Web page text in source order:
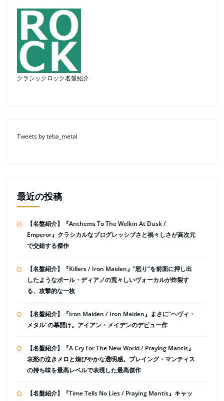
クラシックロック名盤紹介
Tweets by teba_metal
最近の投稿
【名盤紹介】『Anthems To The Welkin At Dusk /
Emperor』クラシカルなプログレッシブさと禍々しさが高次元
で交錯する傑作
【名盤紹介】『Killers / Iron Maiden』”怒り”を前面に押し出
したようなポール・ディアノの荒々しいヴォーカルが炸裂す
る、攻撃的な一枚
【名盤紹介】『Iron Maiden / Iron Maiden』まさに”ヘヴィ・
メタル”の幕開け。アイアン・メイデンのデビュー作
【名盤紹介】『A Cry For The New World / Praying Mantis』
哀愁の泣きメロと煌びやかな透明感。プレイング・マンティス
の持ち味を最高レベルで表現した最高傑作
【名盤紹介】『Time Tells No Lies / Praying Mantis』キャッ